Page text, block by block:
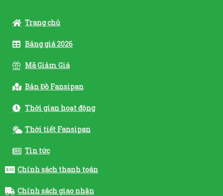
Trang chủ
Bảng giá 2026
Mã Giảm Giá
Bản Đồ Fansipan
Thời gian hoạt động
Thời tiết Fansipan
Tin tức
Chính sách thanh toán
Chính sách giao nhận